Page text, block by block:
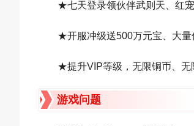
★七天登录领伙伴武则天、红
★开服冲级送500万元宝、大量
★提升VIP等级，无限铜币、无
游戏问题